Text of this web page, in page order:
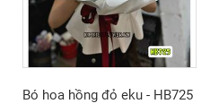
Bó hoa hồng đỏ eku - HB725